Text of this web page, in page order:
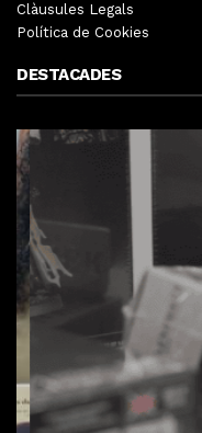
Clàusules Legals
Política de Cookies
DESTACADES